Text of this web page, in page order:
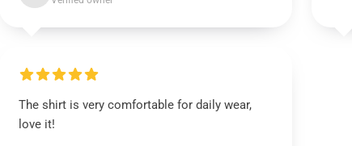
The shirt is very comfortable for daily wear,
love it!